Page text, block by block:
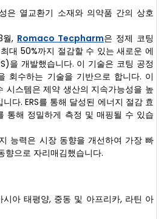
은 열교환기 소재와 의약품 간의 상호
, Romaco Tecpharm은 정제 코팅
대 50%까지 절감할 수 있는 새로운 에
을 개발했습니다. 이 기술은 코팅 공정
회수하는 기술을 기반으로 합니다. 이
시스템은 제약 생산의 지속가능성을 높
다. ERS를 통해 달성된 에너지 절감 효
통해 정밀하게 측정 및 매핑될 수 있습
능력은 시장 동향을 개선하여 가장 빠
향으로 자리매김했습니다.
아 태평양, 중동 및 아프리카, 라틴 아